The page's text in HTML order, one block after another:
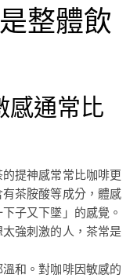
整體飲
感通常比
提神感常常比咖啡更
茶胺酸等成分，體感
子又下墜」的感覺。
強刺激的人，茶常是
和。對咖啡因敏感的